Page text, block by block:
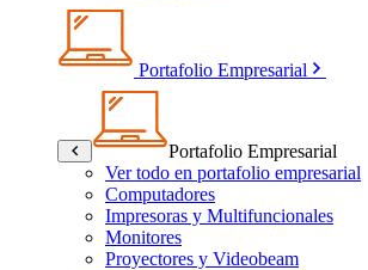
Portafolio Empresarial
Portafolio Empresarial
Ver todo en portafolio empresarial
Computadores
Impresoras y Multifuncionales
Monitores
Proyectores y Videobeam